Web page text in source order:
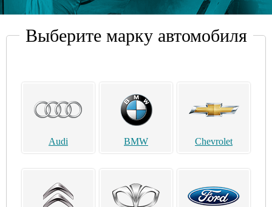
Выберите марку автомобиля
Audi BMW Chevrolet